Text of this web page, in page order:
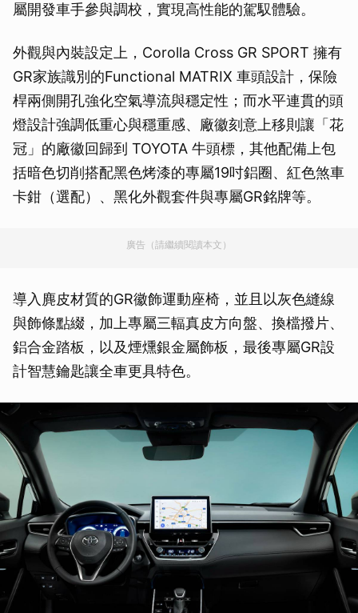
屬開發車手參與調校，實現高性能的駕馭體驗。
外觀與內裝設定上，Corolla Cross GR SPORT 擁有
GR家族識別的Functional MATRIX 車頭設計，保險
桿兩側開孔強化空氣導流與穩定性；而水平連貫的頭
燈設計強調低重心與穩重感、廠徽刻意上移則讓「花
冠」的廠徽回歸到 TOYOTA 牛頭標，其他配備上包
括暗色切削搭配黑色烤漆的專屬19吋鋁圈、紅色煞車
卡鉗（選配）、黑化外觀套件與專屬GR銘牌等。
廣告（請繼續閱讀本文）
導入麂皮材質的GR徽飾運動座椅，並且以灰色縫線
與飾條點綴，加上專屬三輻真皮方向盤、換檔撥片、
鋁合金踏板，以及煙燻銀金屬飾板，最後專屬GR設
計智慧鑰匙讓全車更具特色。